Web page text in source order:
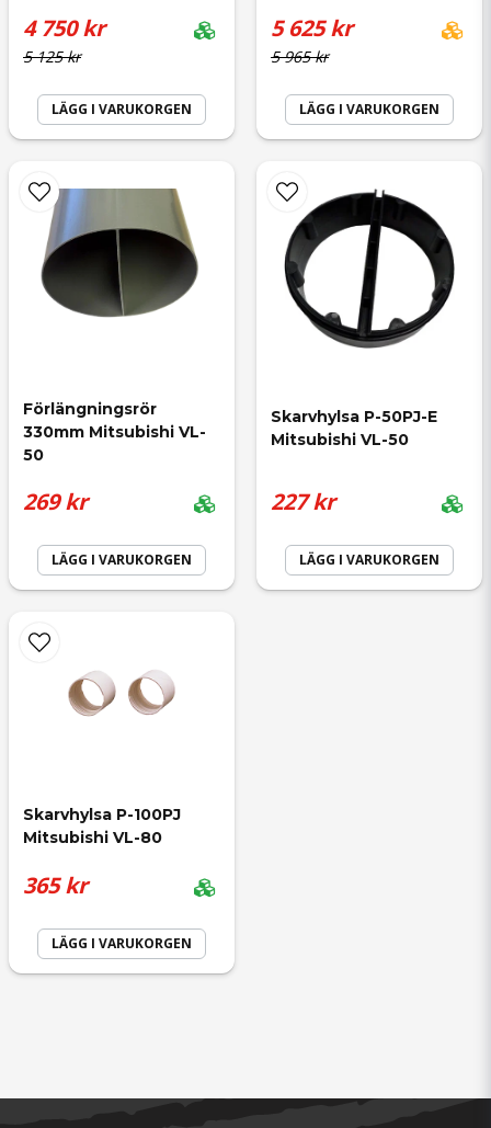
Skicka fråga
5 125 kr
4 750 kr
LÄGG I VARUKORGEN
5 965 kr
5 625 kr
LÄGG I VARUKORGEN
Förlängningsrör
330mm Mitsubishi VL-
50
269 kr
LÄGG I VARUKORGEN
Skarvhylsa P-50PJ-E
Mitsubishi VL-50
227 kr
LÄGG I VARUKORGEN
Skarvhylsa P-100PJ
Mitsubishi VL-80
365 kr
LÄGG I VARUKORGEN